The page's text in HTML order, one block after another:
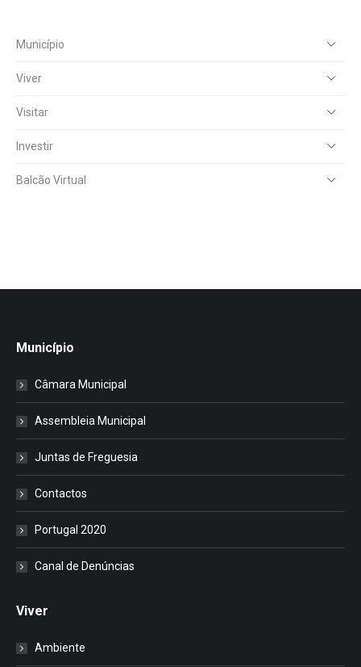
Município
Viver
Visitar
Investir
Balcão Virtual
Município
Câmara Municipal
Assembleia Municipal
Juntas de Freguesia
Contactos
Portugal 2020
Canal de Denúncias
Viver
Ambiente